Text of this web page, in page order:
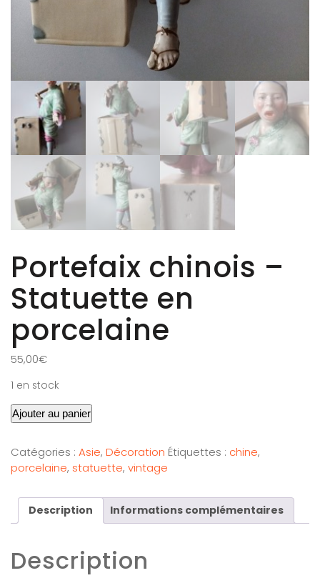
Portefaix chinois –
Statuette en
porcelaine
55,00€
1 en stock
Ajouter au panier
Catégories : Asie, Décoration Étiquettes : chine,
porcelaine, statuette, vintage
Description Informations complémentaires
Description